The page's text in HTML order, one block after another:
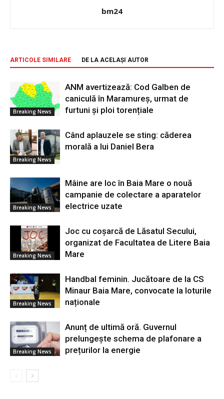
bm24
ARTICOLE SIMILARE DE LA ACELAȘI AUTOR
Breaking News
ANM avertizează: Cod Galben de
caniculă în Maramureș, urmat de
furtuni și ploi torențiale
Breaking News
Când aplauzele se sting: căderea
morală a lui Daniel Bera
Breaking News
Mâine are loc în Baia Mare o nouă
campanie de colectare a aparatelor
electrice uzate
Breaking News
Joc cu coșarcă de Lăsatul Secului,
organizat de Facultatea de Litere Baia
Mare
Breaking News
Handbal feminin. Jucătoare de la CS
Minaur Baia Mare, convocate la loturile
naționale
Breaking News
Anunț de ultimă oră. Guvernul
prelungește schema de plafonare a
prețurilor la energie